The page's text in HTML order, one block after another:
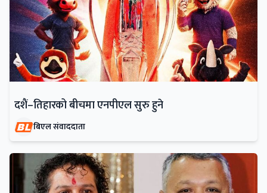
दशैं–तिहारको बीचमा एनपीएल सुरु हुने
बिएल संवाददाता